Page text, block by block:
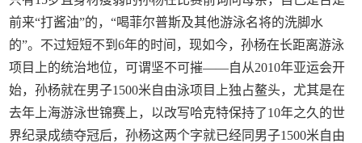
前来“打酱油”的，“喝菲尔普斯及其他游泳名将的洗脚水
的”。不过短短不到6年的时间，现如今，孙杨在长距离游泳
项目上的统治地位，可谓坚不可摧——自从2010年亚运会开
始，孙杨就在男子1500米自由泳项目上独占鳌头，尤其是在
去年上海游泳世锦赛上，以改写哈克特保持了10年之久的世
界纪录成绩夺冠后，孙杨这两个字就已经同男子1500米自由